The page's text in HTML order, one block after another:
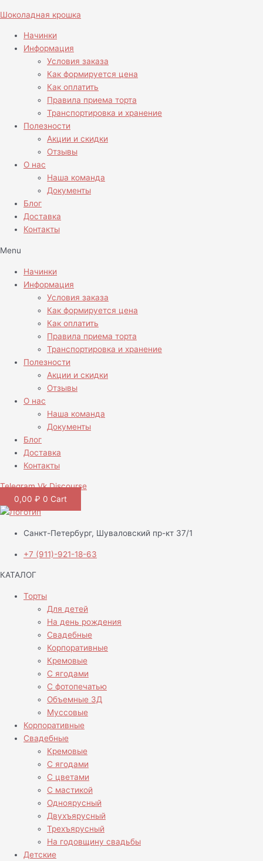
к
содержимому
Шоколадная крошка
Начинки
Информация
Условия заказа
Как формируется цена
Как оплатить
Правила приема торта
Транспортировка и хранение
Полезности
Акции и скидки
Отзывы
О нас
Наша команда
Документы
Блог
Доставка
Контакты
Menu
Начинки
Информация
Условия заказа
Как формируется цена
Как оплатить
Правила приема торта
Транспортировка и хранение
Полезности
Акции и скидки
Отзывы
О нас
Наша команда
Документы
Блог
Доставка
Контакты
Telegram Vk Discourse
0,00 ₽ 0 Cart
Санкт-Петербург, Шуваловский пр-кт 37/1
+7 (911)-921-18-63
КАТАЛОГ
Торты
Для детей
На день рождения
Свадебные
Корпоративные
Кремовые
С ягодами
С фотопечатью
Объемные 3Д
Муссовые
Корпоративные
Свадебные
Кремовые
С ягодами
С цветами
С мастикой
Одноярусный
Двухъярусный
Трехъярусный
На годовщину свадьбы
Детские
товара
Круглый
пряник